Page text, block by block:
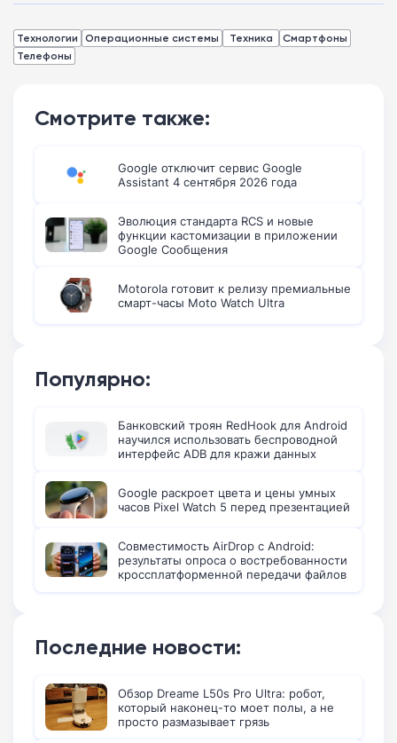
Технологии Операционные системы Техника
Смартфоны
Телефоны
Смотрите также:
Google отключит сервис Google
Assistant 4 сентября 2026 года
Эволюция стандарта RCS и новые
функции кастомизации в приложении
Google Сообщения
Motorola готовит к релизу премиальные
смарт-часы Moto Watch Ultra
Популярно:
Банковский троян RedHook для Android
научился использовать беспроводной
интерфейс ADB для кражи данных
Google раскроет цвета и цены умных
часов Pixel Watch 5 перед презентацией
Совместимость AirDrop с Android:
результаты опроса о востребованности
кроссплатформенной передачи файлов
Последние новости:
Обзор Dreame L50s Pro Ultra: робот,
который наконец-то моет полы, а не
просто размазывает грязь